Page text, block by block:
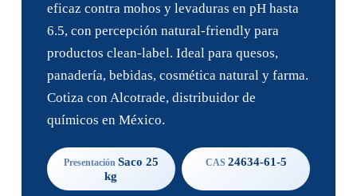
eficaz contra mohos y levaduras en pH hasta
6.5, con percepción natural-friendly para
productos clean-label. Ideal para quesos,
panadería, bebidas, cosmética natural y farma.
Cotiza con Alcotrade, distribuidor de
químicos en México.
Presentación Saco 25
kg
CAS 24634-61-5